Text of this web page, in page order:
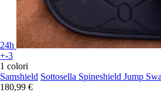
24h
+-3
1 colori
Samshield Sottosella Spineshield Jump
180,99 €